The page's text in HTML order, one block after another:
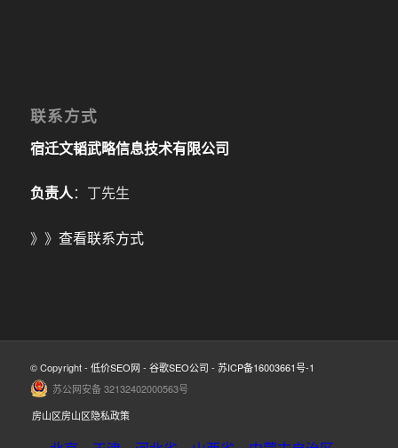
联系方式
宿迁文韬武略信息技术有限公司
负责人：丁先生
》》 查看联系方式
© Copyright - 低价SEO网 - 谷歌SEO公司 - 苏ICP备16003661号-1
苏公网安备 32132402000563号
房山区房山区隐私政策